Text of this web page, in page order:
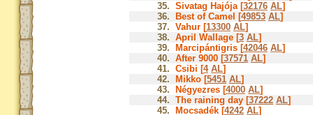
35. Sivatag Hajója [32176 AL]
36.
Best of Camel [49853 AL]
37. Vahur [13300 AL]
38. April Wallage [3 AL]
39.
Marcipántigris [42046 AL]
40. After 9000 [37571 AL]
41. Csibi [4 AL]
42.
Mikko [5451 AL]
43.
Négyezres [4000 AL]
44. The raining day [37222 AL]
45.
Mocsadék [4242 AL]